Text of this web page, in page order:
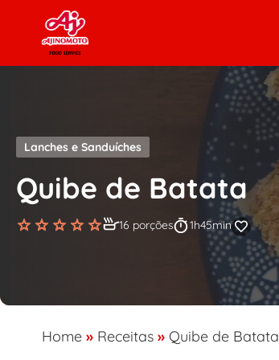
Skip to content
Lanches e Sanduíches
Quibe de Batata
16 porções 1h45min
Home » Receitas » Quibe de Batata